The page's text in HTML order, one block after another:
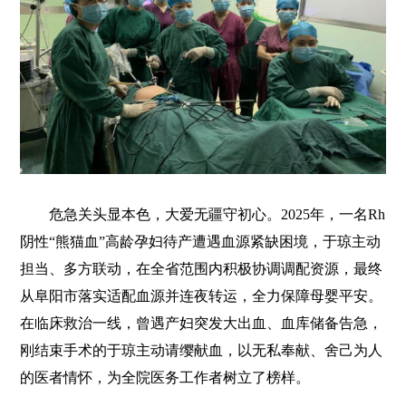
危急关头显本色，大爱无疆守初心。2025年，一名Rh
阴性“熊猫血”高龄孕妇待产遭遇血源紧缺困境，于琼主动
担当、多方联动，在全省范围内积极协调调配资源，最终
从阜阳市落实适配血源并连夜转运，全力保障母婴平安。
在临床救治一线，曾遇产妇突发大出血、血库储备告急，
刚结束手术的于琼主动请缨献血，以无私奉献、舍己为人
的医者情怀，为全院医务工作者树立了榜样。